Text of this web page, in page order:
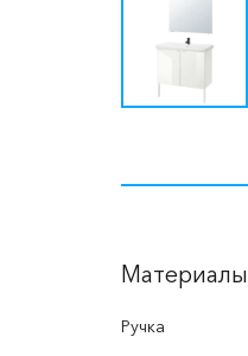
Материалы
Ручка